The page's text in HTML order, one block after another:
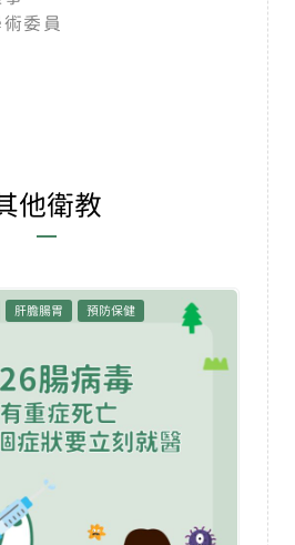
委員
他衛教
肝膽腸胃 預防保健